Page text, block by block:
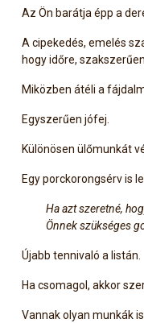
Az Ön barátja épp a
A cipekedés, emelés
hogy időre,
Miközben átéli a
Egyszerűen jófej.
Különösen ülőmunkát
Egy porckorongsérv is
Ha azt szeretné,
Önnek szükséges
Újabb tennivaló a listán.
Ha csomagol, akkor
Vannak olyan munkák